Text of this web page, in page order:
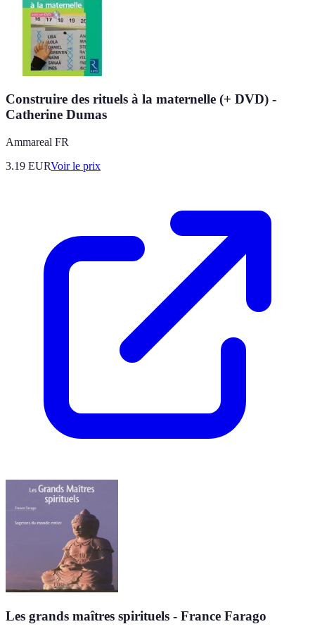
Construire des rituels à la maternelle (+ DVD) -
Catherine Dumas
Ammareal FR
3.19 EURVoir le prix
Les grands maîtres spirituels - France Farago